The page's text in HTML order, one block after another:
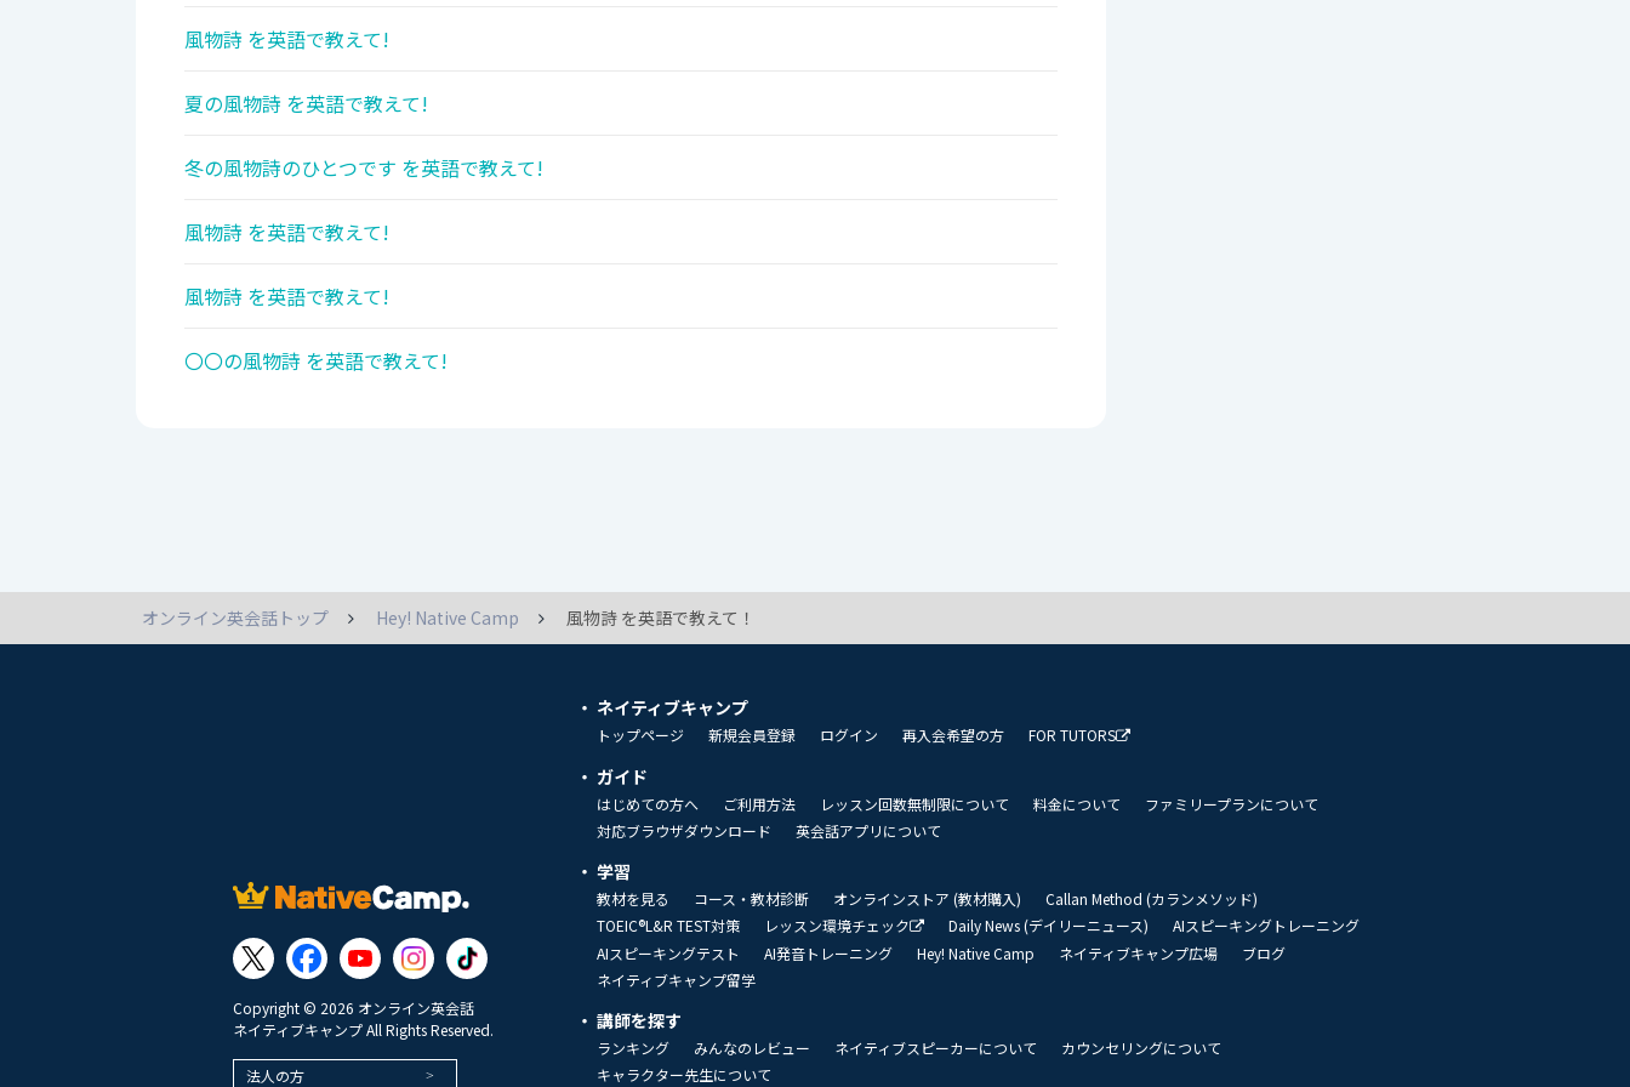
風物詩 を英語で教えて!
夏の風物詩 を英語で教えて!
冬の風物詩のひとつです を英語で教えて!
風物詩 を英語で教えて!
風物詩 を英語で教えて!
〇〇の風物詩 を英語で教えて!
オンライン英会話トップ Hey! Native Camp 風物詩 を英語で教えて！
Copyright © 2026 オンライン英会話
ネイティブキャンプ All Rights Reserved.
法人の方
ネイティブキャンプ
トップページ 新規会員登録 ログイン 再入会希望の方 FOR TUTORS
ガイド
はじめての方へ ご利用方法 レッスン回数無制限について 料金について
ファミリープランについて
対応ブラウザダウンロード
英会話アプリについて
学習
教材を見る コース・教材診断 オンラインストア (教材購入)
Callan Method (カランメソッド)
TOEIC®L&R TEST対策
レッスン環境チェック Daily News (デイリーニュース)
AIスピーキングトレーニング
AIスピーキングテスト
AI発音トレーニング Hey! Native Camp ネイティブキャンプ広場
ブログ
ネイティブキャンプ留学
講師を探す
ランキング みんなのレビュー ネイティブスピーカーについて
カウンセリングについて
キャラクター先生について